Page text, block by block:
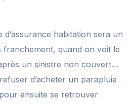
habitation sera un
franchement, quand on voit le
un sinistre non couvert…
d’acheter un parapluie
ensuite se retrouver